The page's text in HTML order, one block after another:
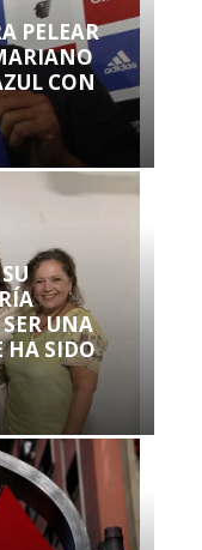
PELEAR
CON
UNA
HA SIDO